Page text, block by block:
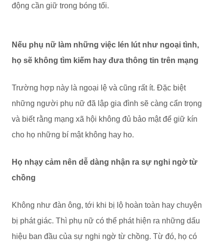
động cần giữ trong bóng tối.
Nếu phụ nữ làm những việc lén lút như ngoại tình,
họ sẽ không tìm kiếm hay đưa thông tin trên mạng
Trường hợp này là ngoại lệ và cũng rất ít. Đặc biệt
những người phụ nữ đã lập gia đình sẽ càng cẩn trọng
và biết rằng mạng xã hội không đủ bảo mật để giữ kín
cho họ những bí mật không hay ho.
Họ nhạy cảm nên dễ dàng nhận ra sự nghi ngờ từ
chồng
Không như đàn ông, tới khi bị lộ hoàn toàn hay chuyện
bị phát giác. Thì phụ nữ có thể phát hiện ra những dấu
hiệu ban đầu của sự nghi ngờ từ chồng. Từ đó, họ có